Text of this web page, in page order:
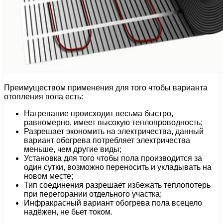
Преимуществом применения для того чтобы варианта
отопления пола есть:
Нагревание происходит весьма быстро,
равномерно, имеет высокую теплопроводность;
Разрешает экономить на электричества, данный
вариант обогрева потребляет электричества
меньше, чем другие виды;
Установка для того чтобы пола производится за
один сутки, возможно переносить и укладывать на
новом месте;
Тип соединения разрешает избежать теплопотерь
при перегорании отдельного участка;
Инфракрасный вариант обогрева пола всецело
надёжен, не бьет током.